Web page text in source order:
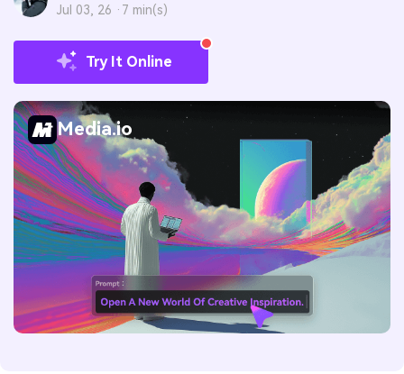
Jul 03, 26 · 7 min(s)
Try It Online
Media.io